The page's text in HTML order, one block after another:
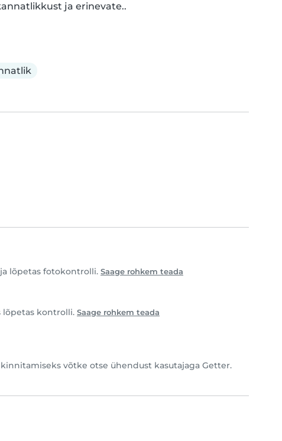
ja erinevate..
lõpetas fotokontrolli. Saage rohkem teada
lõpetas kontrolli. Saage rohkem teada
võtke otse ühendust kasutajaga Getter.